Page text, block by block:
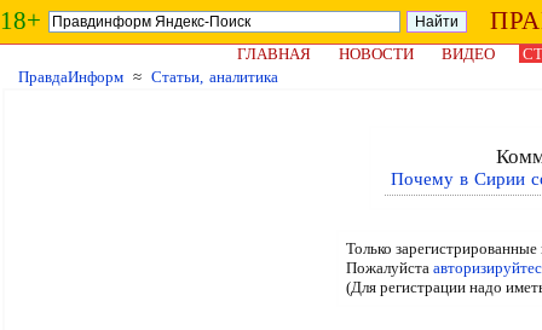
18+
ГЛАВНАЯ НОВОСТИ ВИДЕО
ПравдаИнформ ≈ Статьи, аналитика
Почему в Сирии
Только
Пожалуйста
(Для регистрации надо